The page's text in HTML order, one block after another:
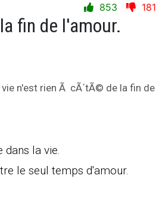
853 181
fin de l'amour.
n'est rien Ã cÃ´tÃ© de la fin de
la vie.
le seul temps d'amour.